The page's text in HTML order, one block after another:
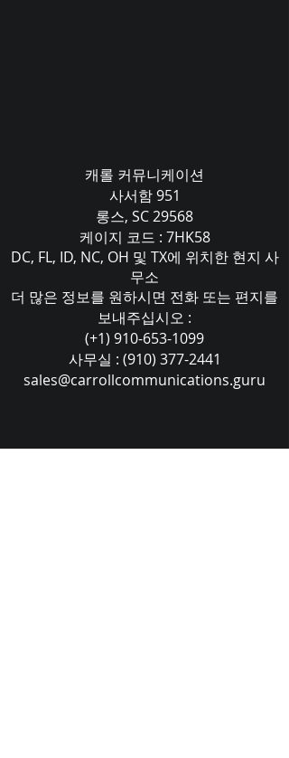
캐롤 커뮤니케이션
사서함 951
롱스, SC 29568
케이지 코드 : 7HK58
DC, FL, ID, NC, OH 및 TX에 위치한 현지 사
무소
더 많은 정보를 원하시면 전화 또는 편지를
보내주십시오 :
(+1) 910-653-1099
사무실 : (910) 377-2441
sales@carrollcommunications.guru